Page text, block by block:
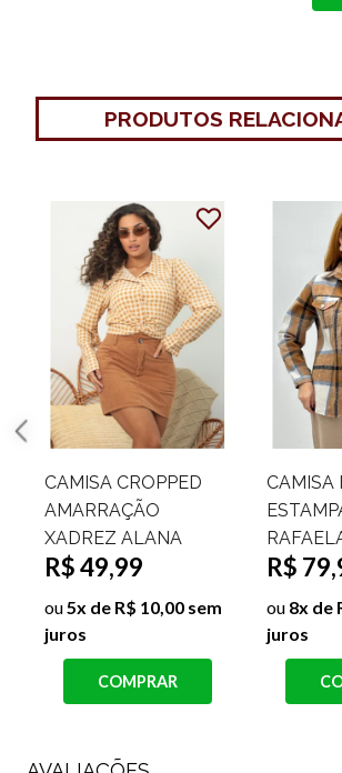
PRODUTOS
CAMISA CROPPED
AMARRAÇÃO
XADREZ ALANA
R$ 49,99
ou5x de R$ 10,00 sem
juros
COMPRAR
CAMISA
R$
ou 8x de
juros